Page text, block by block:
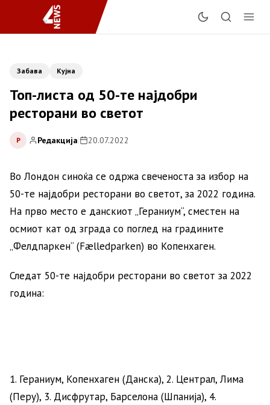
Забава Кујна
Топ-листа од 50-те најдобри
ресторани во светот
Р Редакција| 20.07.2022
Во Лондон синоќа се одржа свеченоста за избор на
50-те најдобри ресторани во светот, за 2022 година.
На прво место е данскиот „Гераниум“, сместен на
осмиот кат од зграда со поглед на градините
„Фелдпаркен“ (Fælledparken) во Копенхаген.
Следат 50-те најдобри ресторани во светот за 2022
година:
1. Гераниум, Копенхаген (Данска), 2. Централ, Лима
(Перу), 3. Дисфрутар, Барселона (Шпанија), 4.